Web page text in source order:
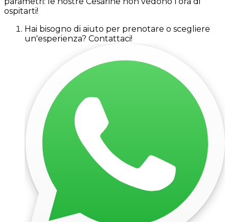
ospitarti!
Hai bisogno di aiuto per prenotare o scegliere
un'esperienza? Contattaci!